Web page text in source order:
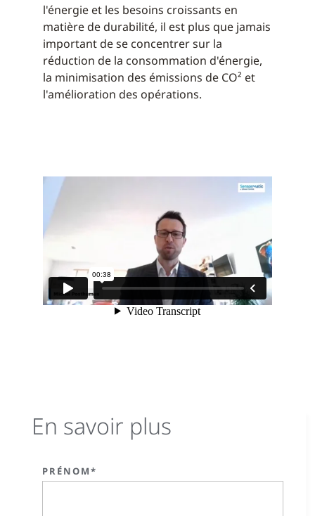
l'énergie et les besoins croissants en
matière de durabilité, il est plus que jamais
important de se concentrer sur la
réduction de la consommation d'énergie,
la minimisation des émissions de CO² et
l'amélioration des opérations.
En savoir plus
PRÉNOM*